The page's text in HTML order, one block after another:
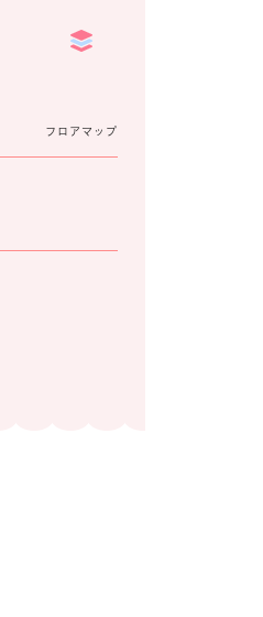
フロアマップ